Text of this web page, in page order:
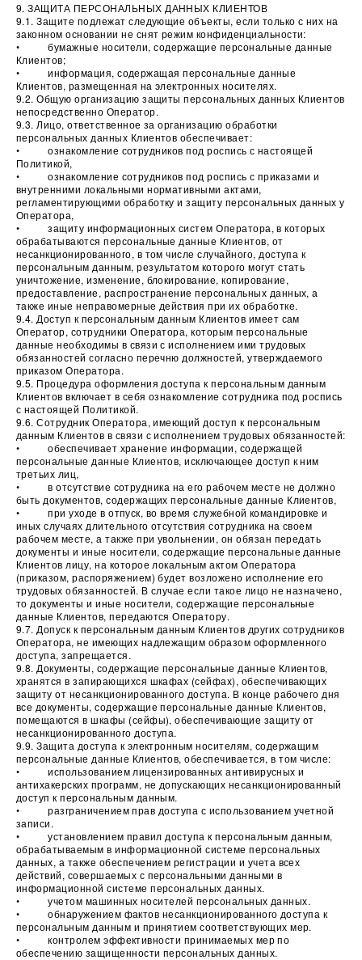
9. ЗАЩИТА ПЕРСОНАЛЬНЫХ ДАННЫХ КЛИЕНТОВ
9.1. Защите подлежат следующие объекты, если только с них на
законном основании не снят режим конфиденциальности:
• бумажные носители, содержащие персональные данные
Клиентов;
• информация, содержащая персональные данные
Клиентов, размещенная на электронных носителях.
9.2. Общую организацию защиты персональных данных Клиентов
непосредственно Оператор.
9.3. Лицо, ответственное за организацию обработки
персональных данных Клиентов обеспечивает:
• ознакомление сотрудников под роспись с настоящей
Политикой,
• ознакомление сотрудников под роспись с приказами и
внутренними локальными нормативными актами,
регламентирующими обработку и защиту персональных данных у
Оператора,
• защиту информационных систем Оператора, в которых
обрабатываются персональные данные Клиентов, от
несанкционированного, в том числе случайного, доступа к
персональным данным, результатом которого могут стать
уничтожение, изменение, блокирование, копирование,
предоставление, распространение персональных данных, а
также иные неправомерные действия при их обработке.
9.4. Доступ к персональным данным Клиентов имеет сам
Оператор, сотрудники Оператора, которым персональные
данные необходимы в связи с исполнением ими трудовых
обязанностей согласно перечню должностей, утверждаемого
приказом Оператора.
9.5. Процедура оформления доступа к персональным данным
Клиентов включает в себя ознакомление сотрудника под роспись
с настоящей Политикой.
9.6. Сотрудник Оператора, имеющий доступ к персональным
данным Клиентов в связи с исполнением трудовых обязанностей:
• обеспечивает хранение информации, содержащей
персональные данные Клиентов, исключающее доступ к ним
третьих лиц,
• в отсутствие сотрудника на его рабочем месте не должно
быть документов, содержащих персональные данные Клиентов,
• при уходе в отпуск, во время служебной командировке и
иных случаях длительного отсутствия сотрудника на своем
рабочем месте, а также при увольнении, он обязан передать
документы и иные носители, содержащие персональные данные
Клиентов лицу, на которое локальным актом Оператора
(приказом, распоряжением) будет возложено исполнение его
трудовых обязанностей. В случае если такое лицо не назначено,
то документы и иные носители, содержащие персональные
данные Клиентов, передаются Оператору.
9.7. Допуск к персональным данным Клиентов других сотрудников
Оператора, не имеющих надлежащим образом оформленного
доступа, запрещается.
9.8. Документы, содержащие персональные данные Клиентов,
хранятся в запирающихся шкафах (сейфах), обеспечивающих
защиту от несанкционированного доступа. В конце рабочего дня
все документы, содержащие персональные данные Клиентов,
помещаются в шкафы (сейфы), обеспечивающие защиту от
несанкционированного доступа.
9.9. Защита доступа к электронным носителям, содержащим
персональные данные Клиентов, обеспечивается, в том числе:
• использованием лицензированных антивирусных и
антихакерских программ, не допускающих несанкционированный
доступ к персональным данным.
• разграничением прав доступа с использованием учетной
записи.
• установлением правил доступа к персональным данным,
обрабатываемым в информационной системе персональных
данных, а также обеспечением регистрации и учета всех
действий, совершаемых с персональными данными в
информационной системе персональных данных.
• учетом машинных носителей персональных данных.
• обнаружением фактов несанкционированного доступа к
персональным данным и принятием соответствующих мер.
• контролем эффективности принимаемых мер по
обеспечению защищенности персональных данных.